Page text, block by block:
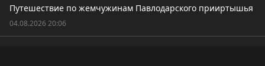
Путешествие по жемчужинам Павлодарского прииртышья
04.08.2026 20:06